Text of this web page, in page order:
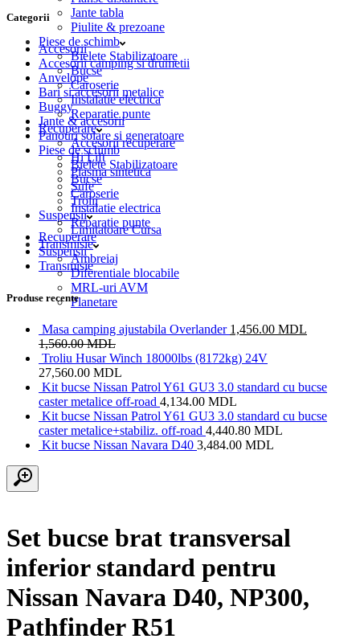
Jante tabla
Piulite & prezoane
Piese de schimb
Bielete Stabilizatoare
Bucse
Caroserie
Instalatie electrica
Reparatie punte
Recuperare
Accesorii recuperare
Hi Lift
Plasma sintetica
Sufe
Trolii
Suspensii
Limitatoare Cursa
Transmisie
Ambreiaj
Diferentiale blocabile
MRL-uri AVM
Planetare
Categorii
Accesorii
Accesorii camping si drumetii
Anvelope
Bari si accesorii metalice
Buggy
Jante & accesorii
Panouri solare si generatoare
Piese de schimb
Bielete Stabilizatoare
Bucse
Caroserie
Instalatie electrica
Reparatie punte
Recuperare
Suspensii
Transmisie
Produse recente
Masa camping ajustabila Overlander 1,456.00 MDL
1,560.00MDL
Troliu Husar Winch 18000lbs (8172kg) 24V
27,560.00 MDL
Kit bucse Nissan Patrol Y61 GU3 3.0 standard cu bucse
caster metalice off-road 4,134.00 MDL
Kit bucse Nissan Patrol Y61 GU3 3.0 standard cu bucse
caster metalice+stabiliz. off-road 4,440.80 MDL
Kit bucse Nissan Navara D40 3,484.00 MDL
Set bucse brat transversal
inferior standard pentru
Nissan Navara D40, NP300,
Pathfinder R51